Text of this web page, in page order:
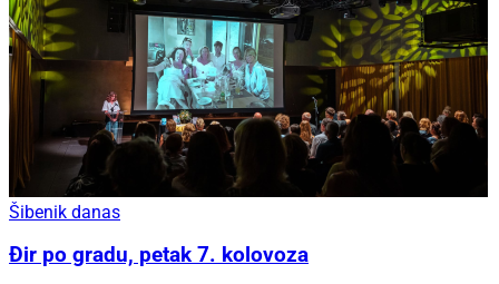
Šibenik danas
Đir po gradu, petak 7. kolovoza